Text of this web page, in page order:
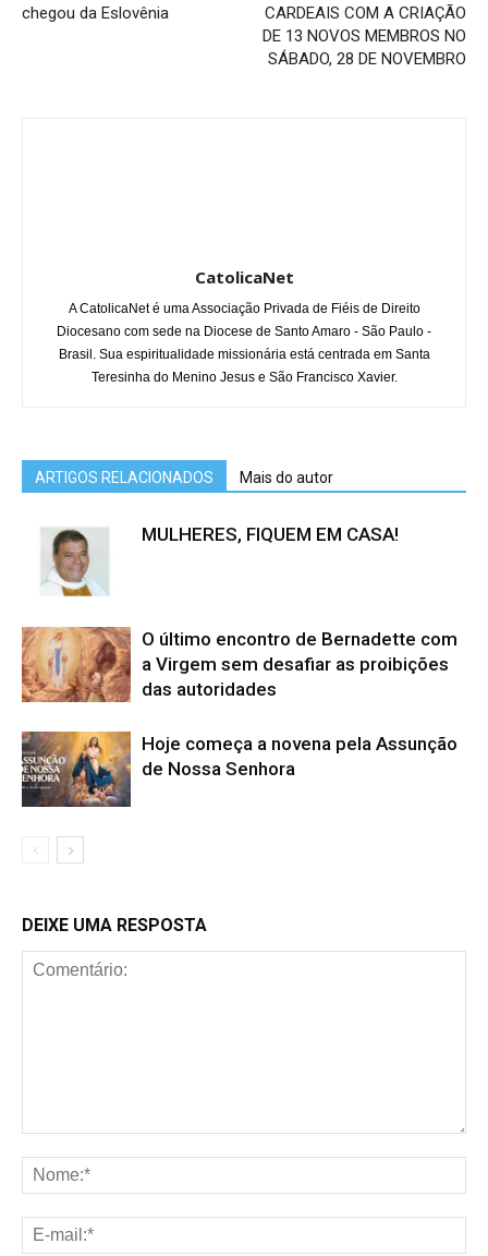
chegou da Eslovênia
CARDEAIS COM A CRIAÇÃO
DE 13 NOVOS MEMBROS NO
SÁBADO, 28 DE NOVEMBRO
CatolicaNet
A CatolicaNet é uma Associação Privada de Fiéis de Direito
Diocesano com sede na Diocese de Santo Amaro - São Paulo -
Brasil. Sua espiritualidade missionária está centrada em Santa
Teresinha do Menino Jesus e São Francisco Xavier.
ARTIGOS RELACIONADOS Mais do autor
MULHERES, FIQUEM EM CASA!
O último encontro de Bernadette com
a Virgem sem desafiar as proibições
das autoridades
Hoje começa a novena pela Assunção
de Nossa Senhora
DEIXE UMA RESPOSTA